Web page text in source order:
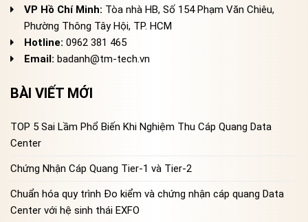
VP Hồ Chí Minh: Tòa nhà HB, Số 154 Phạm Văn Chiêu,
Phường Thông Tây Hội, TP. HCM
Hotline: 0962 381 465
Email: badanh@tm-tech.vn
BÀI VIẾT MỚI
TOP 5 Sai Lầm Phổ Biến Khi Nghiệm Thu Cáp Quang Data
Center
Chứng Nhận Cáp Quang Tier-1 và Tier-2
Chuẩn hóa quy trình Đo kiểm và chứng nhận cáp quang Data
Center với hệ sinh thái EXFO